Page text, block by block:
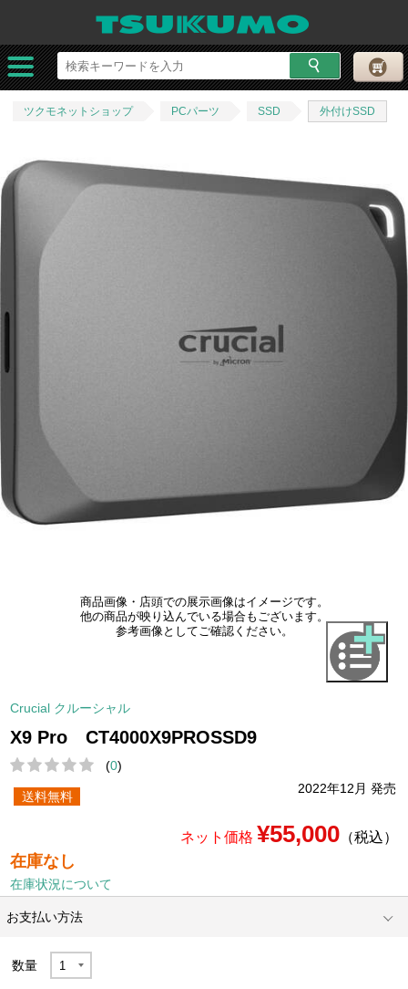
ツクモネットショップ PCパーツ SSD 外付けSSD
商品画像・店頭での展示画像はイメージです。
他の商品が映り込んでいる場合もございます。
参考画像としてご確認ください。
Crucial クルーシャル
X9 Pro CT4000X9PROSSD9
(0)
2022年12月 発売
送料無料
ネット価格 ¥55,000（税込）
在庫なし
在庫状況について
お支払い方法
数量